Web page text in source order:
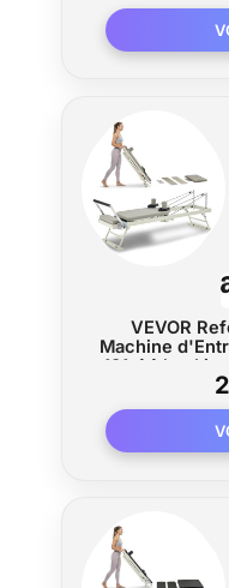
VEVOR
Machine
181,44 kg, Lit
Ressort et
pour